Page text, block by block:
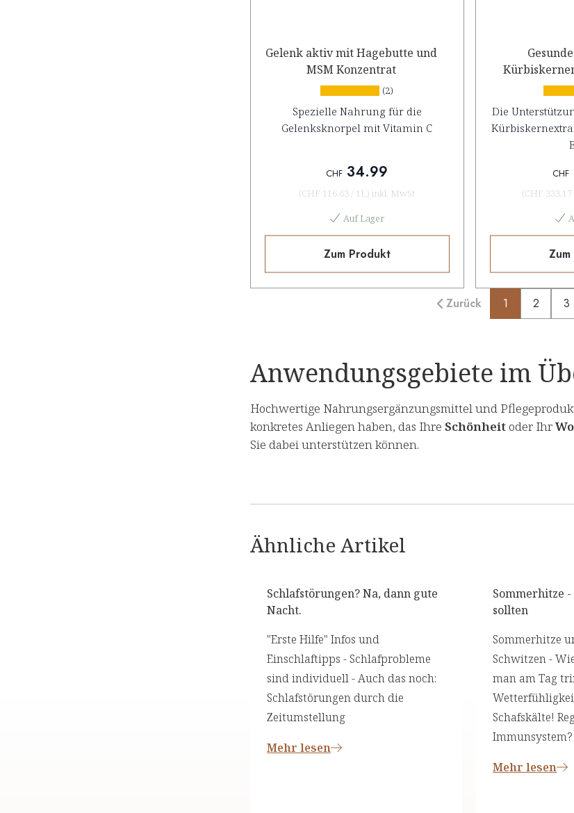
Gelenk aktiv mit Hagebutte und
MSM Konzentrat
(2)
Spezielle Nahrung für die
Gelenksknorpel mit Vitamin C
CHF 34.99
(CHF 116.63 / 1L) inkl. MwSt
Auf Lager
Zum Produkt
Die
CHF
(CHF 333.17
Zurück 1 2 3
Anwendungsgebiete im
Hochwertige Nahrungsergänzungsmittel und
konkretes Anliegen haben, das Ihre Schönheitoder Ihr
Sie dabei unterstützen können.
Ähnliche Artikel
Schlafstörungen? Na, dann gute
Nacht.
"Erste Hilfe" Infos und
Einschlaftipps - Schlafprobleme
sind individuell - Auch das noch:
Schlafstörungen durch die
Zeitumstellung
Mehr lesen
Sommerhitze
sollten
Sommerhitze
Schwitzen -
man am Tag
Schafskälte!
Immunsystem?
Mehr lesen